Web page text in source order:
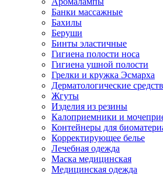
Банки массажные
Бахилы
Беруши
Бинты эластичные
Гигиена полости носа
Гигиена ушной полости
Грелки и кружка Эсмарха
Дерматологические
Жгуты
Изделия из резины
Калоприемники и
Контейнеры для
Корректирующее белье
Лечебная одежда
Маска медицинская
Медицинская одежда